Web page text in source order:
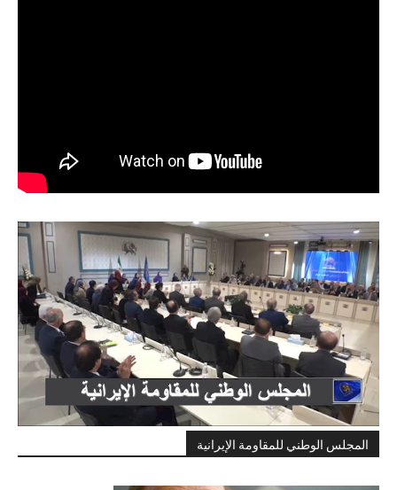
المجلس الوطني للمقاومة الإيرانية